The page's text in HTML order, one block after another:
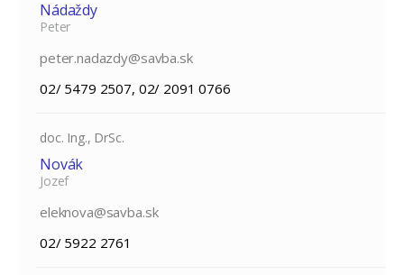
Nádaždy
Peter
peter.nadazdy@savba.sk
02/ 5479 2507, 02/ 2091 0766
doc. Ing., DrSc.
Novák
Jozef
eleknova@savba.sk
02/ 5922 2761